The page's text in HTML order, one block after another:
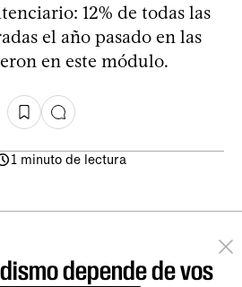
12% de todas las
el año pasado en las
en este módulo.
1 minuto de lectura
depende de vos